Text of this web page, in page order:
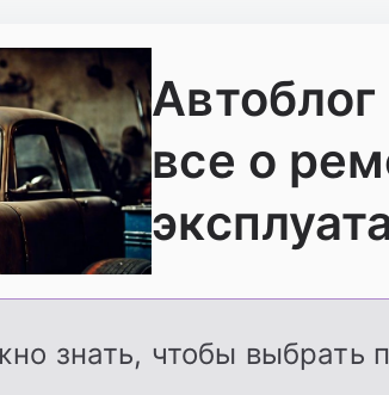
все о
знать, чтобы выбрать